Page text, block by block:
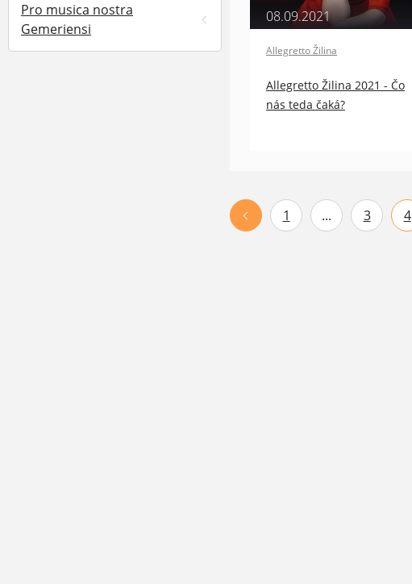
Pro musica nostra
Gemeriensi
08.09.2021
Allegretto Žilina
Allegretto Žilina 2021 - Čo
nás teda čaká?
1 ... 3 4